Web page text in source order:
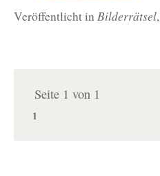
Veröffentlicht inBilderrätsel,
Seite 1 von 1
1